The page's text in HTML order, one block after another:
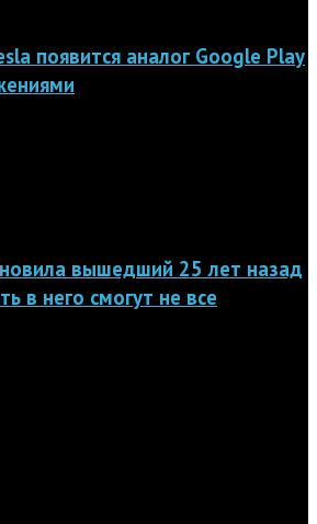
появится аналог Google Play
вышедший 25 лет назад
в него смогут не все